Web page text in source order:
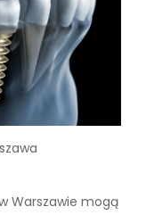
Warszawie mogą